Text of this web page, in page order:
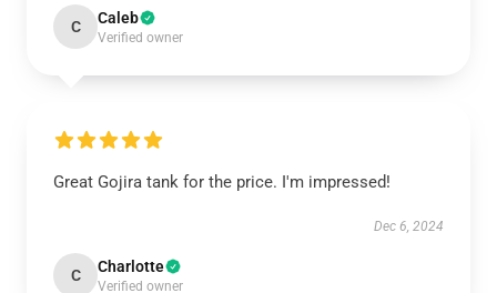
C Caleb
Verified owner
Great Gojira tank for the price. I'm impressed!
Dec 6, 2024
C Charlotte
Verified owner